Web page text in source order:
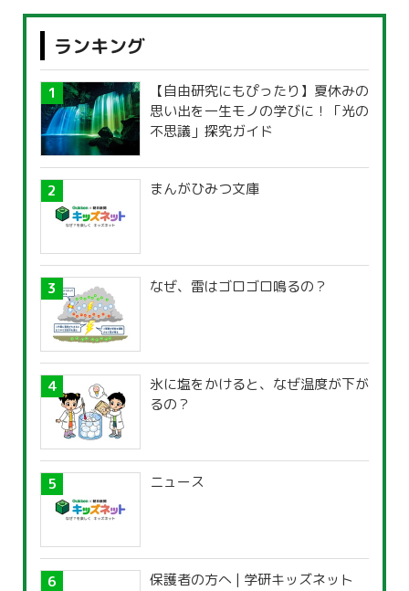
ランキング
【自由研究にもぴったり】夏休みの
思い出を一生モノの学びに！「光の
不思議」探究ガイド
まんがひみつ文庫
なぜ、雷はゴロゴロ鳴るの？
氷に塩をかけると、なぜ温度が下が
るの？
ニュース
保護者の方へ | 学研キッズネット